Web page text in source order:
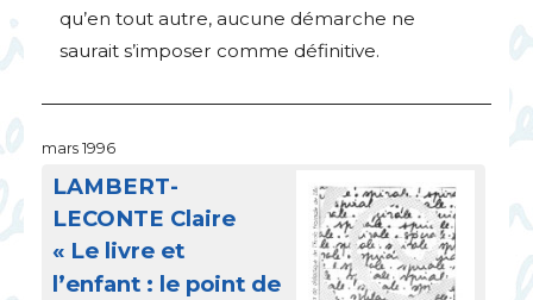
qu’en tout autre, aucune démarche ne
saurait s’imposer comme définitive.
mars 1996
LAMBERT-
LECONTE Claire
« Le livre et
l’enfant : le point de